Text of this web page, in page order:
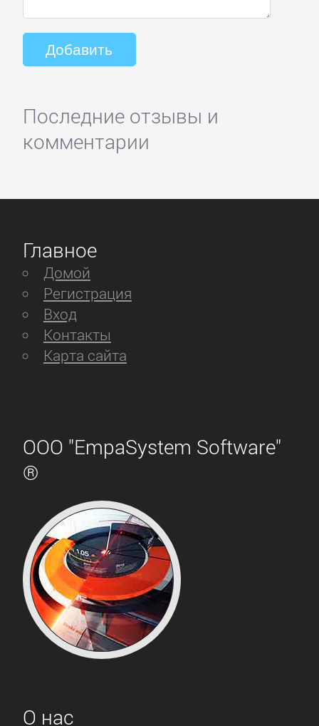
Последние отзывы и
комментарии
Главное
Домой
Регистрация
Вход
Контакты
Карта сайта
ООО "EmpaSystem Software"
®
О нас